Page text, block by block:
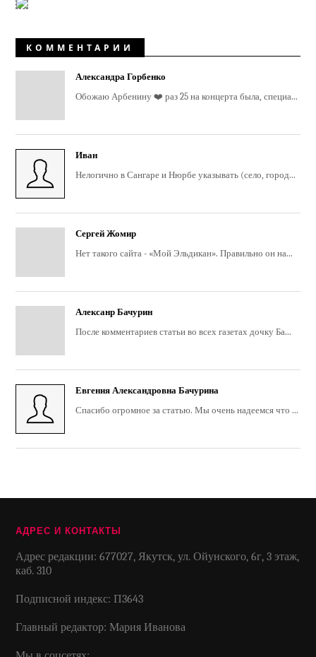
КОММЕНТАРИИ
Александра Горбенко
Обожаю Арбенину ❤️ раз 25 на концерта была, специа...
Иван
Нелогично в Сангаре и Нюрбе указывать (село, город...
Сергей Жомир
Нет такого сайта - «Мой Эльдикан». Правильно он на...
Алексанр Бачурин
После комментариев статьи во всех газетах дочку Ба...
Евгения Александровна Бачурина
Спасибо огромное за статью. Мы очень надеемся что ...
АДРЕС И КОНТАКТЫ
Адрес редакции: 677027, Якутск, ул. Ойунского, 6г, 3 этаж,
каб. 310
Подписной индекс: П3643
Главный редактор: Мария Иванова